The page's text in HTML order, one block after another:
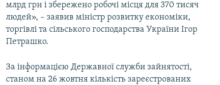
млрд грн і збережено робочі місця для 370 тисяч
людей», – заявив міністр розвитку економіки,
торгівлі та сільського господарства України Ігор
Петрашко.
За інформацією Державної служби зайнятості,
станом на 26 жовтня кількість зареєстрованих